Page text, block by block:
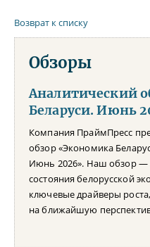
Возврат к списку
Обзоры
Аналитический
Беларуси. Июнь
Компания ПраймПресс
обзор «Экономика
Июнь 2026». Наш обзор —
состояния белорусской
ключевые драйверы
на ближайшую